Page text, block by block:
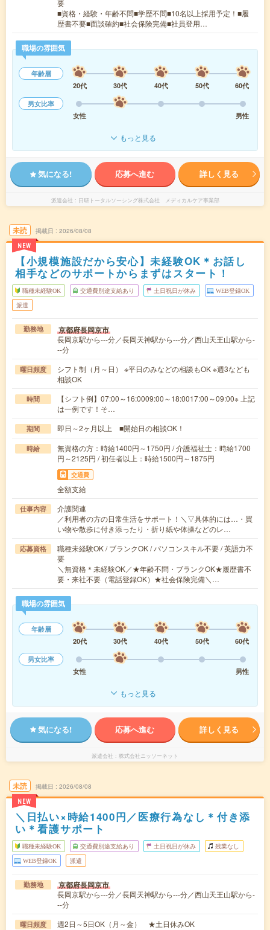
要
■資格・経験・年齢不問■学歴不問■10名以上採用予定！■履
歴書不要■面談確約■社会保険完備■社員登用…
職場の雰囲気
年齢層
20代
30代 40代 50代
60代
男女比率
女性
男性
もっと見る
気になる! 応募へ進む 詳しく見る
派遣会社 日研トータルソーシング株式会社 メディカルケア事業部
未読
NEW
掲載日 2026/08/08
【小規模施設だから安心】未経験OK＊お話し
相手などのサポートからまずはスタート！
職種未経験OK 交通費別途支給あり 土日祝日が休み WEB登録OK
派遣
勤務地 京都府長岡京市
長岡京駅から---分／長岡天神駅から---分／西山天王山駅から-
--分
曜日頻度
シフト制（月～日） ※平日のみなどの相談もOK ※週3なども
相談OK
時間
【シフト例】07:00～16:0009:00～18:0017:00～09:00※ 上記
は一例です！そ…
期間 即日～2ヶ月以上 ■開始日の相談OK！
時給
無資格の方：時給1400円～1750円 / 介護福祉士：時給1700
円～2125円 / 初任者以上：時給1500円～1875円
交通費
全額支給
仕事内容
介護関連
／利用者の方の日常生活をサポート！＼▽具体的には…・買
い物や散歩に付き添ったり・折り紙や体操などのレ…
応募資格
職種未経験OK / ブランクOK / パソコンスキル不要 / 英語力不
要
＼無資格＊未経験OK／★年齢不問・ブランクOK★履歴書不
要・来社不要（電話登録OK）★社会保険完備＼…
職場の雰囲気
年齢層
20代
30代 40代 50代
60代
男女比率
女性
男性
もっと見る
気になる! 応募へ進む 詳しく見る
派遣会社 株式会社ニッソーネット
未読
NEW
掲載日 2026/08/08
＼日払い×時給1400円／医療行為なし＊付き添
い＊看護サポート
職種未経験OK 交通費別途支給あり 土日祝日が休み 残業なし
WEB登録OK 派遣
勤務地 京都府長岡京市
長岡京駅から---分／長岡天神駅から---分／西山天王山駅から-
--分
曜日頻度 週2日～5日OK（月～金） ★土日休みOK